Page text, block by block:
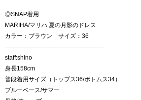
◎SNAP着用
MARIHA/マリハ 夏の月影のドレス
カラー：ブラウン サイズ：36
--------------------------------------------------
staff:shino
身長158cm
普段着用サイズ（トップス36/ボトムス34）
ブルーベース/サマー